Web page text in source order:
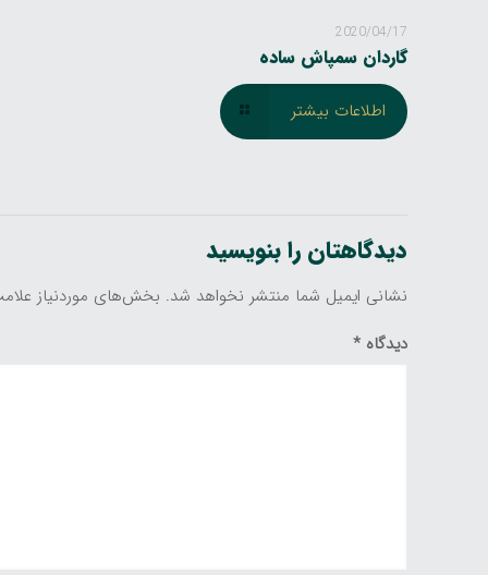
2020/04/17
گاردان سمپاش ساده
اطلاعات بیشتر
دیدگاهتان را بنویسید
نشانی ایمیل شما منتشر نخواهد شد. بخش‌های موردنیاز
دیدگاه*